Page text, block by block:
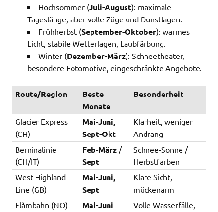
Hochsommer (Juli-August): maximale
Tageslänge, aber volle Züge und Dunstlagen.
Frühherbst (September-Oktober): warmes
Licht, stabile Wetterlagen, Laubfärbung.
Winter (Dezember-März): Schneetheater,
besondere Fotomotive, eingeschränkte Angebote.
Route/Region
Beste
Monate
Besonderheit
Glacier Express
(CH)
Mai-Juni,
Sept-Okt
Klarheit, weniger
Andrang
Berninalinie
(CH/IT)
Feb-März /
Sept
Schnee-Sonne /
Herbstfarben
West Highland
Line (GB)
Mai-Juni,
Sept
Klare Sicht,
mückenarm
Flåmbahn (NO)
Mai-Juni
Volle Wasserfälle,